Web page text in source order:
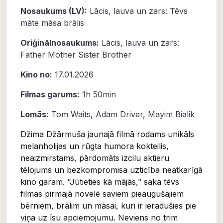
Nosaukums (LV): Lācis, lauva un zars: Tēvs
māte māsa brālis
Oriģinālnosaukums: Lācis, lauva un zars:
Father Mother Sister Brother
Kino no: 17.01.2026
Filmas garums: 1h 50min
Lomās: Tom Waits, Adam Driver, Mayim Bialik
Džima Džārmuša jaunajā filmā rodams unikāls
melanholijas un rūgta humora kokteilis,
neaizmirstams, pārdomāts izcilu aktieru
tēlojums un bezkompromisa uzticība neatkarīgā
kino garam. “Jūtieties kā mājās,” saka tēvs
filmas pirmajā novelē saviem pieaugušajiem
bērniem, brālim un māsai, kuri ir ieradušies pie
viņa uz īsu apciemojumu. Neviens no trim